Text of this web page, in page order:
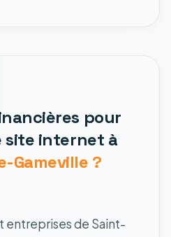
pour
site internet à
Gameville ?
entreprises de Saint-